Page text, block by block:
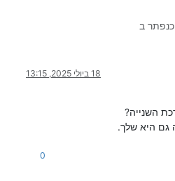
ב
18 ביולי 2025, 13:15
השנייה?
גם היא שלך.
0